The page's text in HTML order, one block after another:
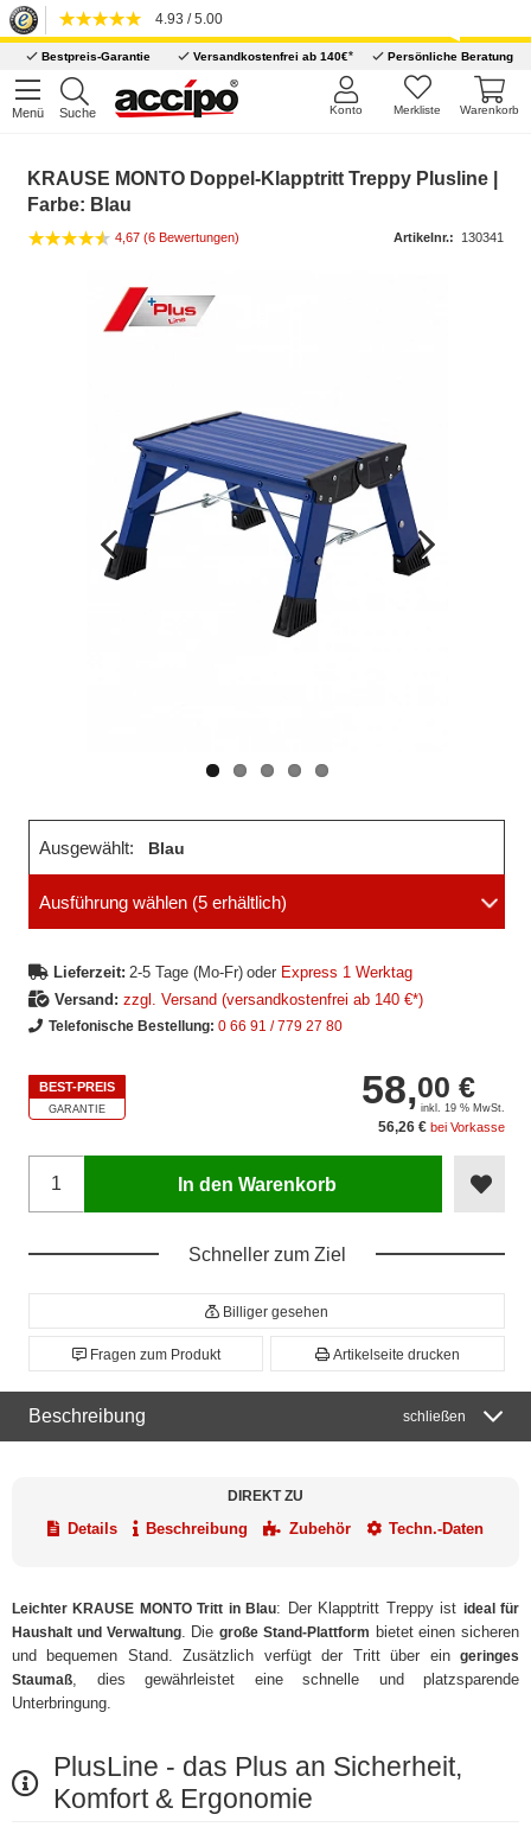
4.93 / 5.00
Bestpreis-Garantie Versandkostenfrei ab 140€* Persönliche Beratung
Menü Suche Warenkorb
Merkliste
Konto
KRAUSE MONTO Doppel-Klapptritt Treppy Plusline |
Farbe: Blau
4,67 (6 Bewertungen) Artikelnr.: 130341
Ausgewählt: Blau
Ausführung wählen (5 erhältlich)
Lieferzeit: 2-5 Tage (Mo-Fr) oder Express 1 Werktag
Versand: zzgl. Versand (versandkostenfrei ab 140 €*)
Telefonische Bestellung: 0 66 91 / 779 27 80
BEST-PREIS
GARANTIE 58,00 €
inkl. 19 % MwSt.
56,26 € bei Vorkasse
In den Warenkorb
Schneller zum Ziel
Billiger gesehen
Fragen zum Produkt Artikelseite drucken
Beschreibung schließen
DIREKT ZU
Details Beschreibung Zubehör Techn.-Daten
Leichter KRAUSE MONTO Tritt in Blau: Der Klapptritt Treppy ist ideal für
Haushalt und Verwaltung. Die große Stand-Plattform bietet einen sicheren
und bequemen Stand. Zusätzlich verfügt der Tritt über ein geringes
Staumaß, dies gewährleistet eine schnelle und platzsparende
Unterbringung.
PlusLine - das Plus an Sicherheit,
Komfort & Ergonomie